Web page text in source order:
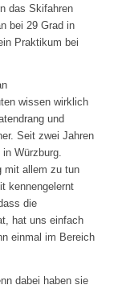
das Skifahren
bei 29 Grad in
Praktikum bei
wissen wirklich
und
Seit zwei Jahren
Würzburg.
mit allem zu tun
kennengelernt
die
hat uns einfach
einmal im Bereich
dabei haben sie